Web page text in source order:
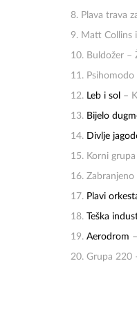
8. Plava trava
9. Matt Collins
10. Buldožer –
11.
12. Leb i sol –
13. Bijelo
14. Divlje
15. Korni
16.
17. Plavi
18. Teška
19. Aerodrom
20. Grupa 220